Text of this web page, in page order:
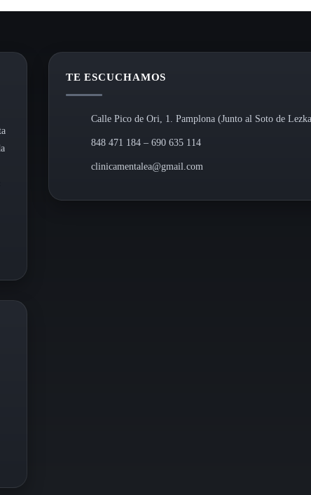
TE ESCUCHAMOS
Calle Pico de Ori, 1. Pamplona (Junto al Soto de
848 471 184 – 690 635 114
clinicamentalea@gmail.com